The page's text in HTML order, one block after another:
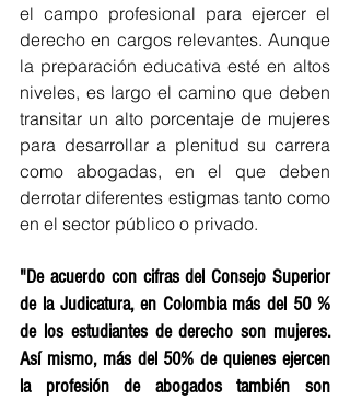
el campo profesional para ejercer el
derecho en cargos relevantes. Aunque
la preparación educativa esté en altos
niveles, es largo el camino que deben
transitar un alto porcentaje de mujeres
para desarrollar a plenitud su carrera
como abogadas, en el que deben
derrotar diferentes estigmas tanto como
en el sector público o privado.
"De acuerdo con cifras del Consejo Superior
de la Judicatura, en Colombia más del 50 %
de los estudiantes de derecho son mujeres.
Así mismo, más del 50% de quienes ejercen
la profesión de abogados también son